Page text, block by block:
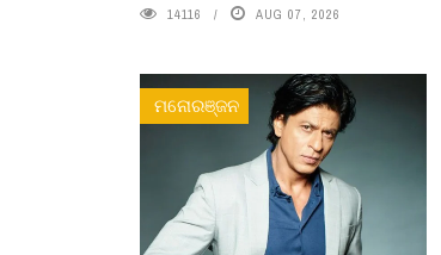
14116 AUG 07, 2026
ମନୋରଞ୍ଜନ